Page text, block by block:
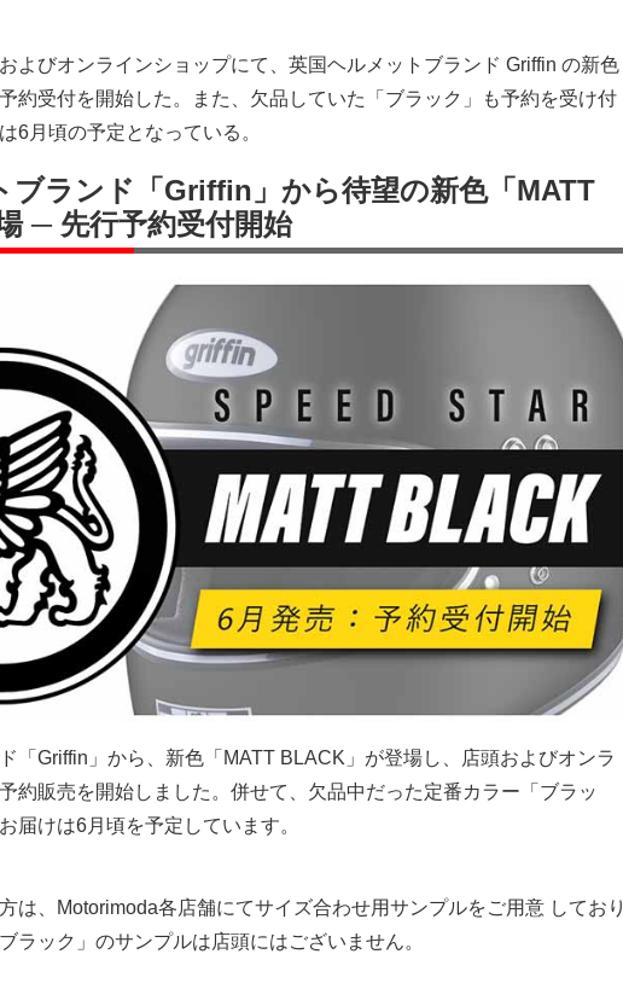
よびオンラインショップにて、英国ヘルメットブランド Griffin の新色
約受付を開始した。また、欠品していた「ブラック」も予約を受け付
6月頃の予定となっている。
ブランド「Griffin」から待望の新色「MATT
─ 先行予約受付開始
「Griffin」から、新色「MATT BLACK」が登場し、店頭およびオンラ
約販売を開始しました。併せて、欠品中だった定番カラー「ブラッ
届けは6月頃を予定しています。
は、Motorimoda各店舗にてサイズ合わせ用サンプルをご用意 しており
ラック」のサンプルは店頭にはございません。